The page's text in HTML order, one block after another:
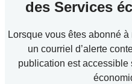
des Services
Lorsque vous êtes abonné
un courriel d’alerte
publication est